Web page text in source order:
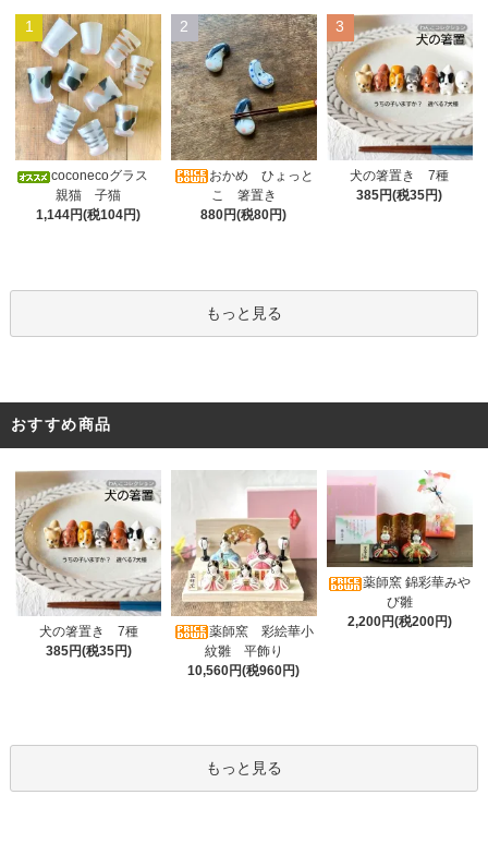
1
coconecoグラス
親猫 子猫
1,144円(税104円)
2
おかめ ひょっと
こ 箸置き
880円(税80円)
3
犬の箸置き 7種
385円(税35円)
もっと見る
おすすめ商品
犬の箸置き 7種
385円(税35円)
薬師窯 彩絵華小
紋雛 平飾り
10,560円(税960円)
薬師窯 錦彩華みや
び雛
2,200円(税200円)
もっと見る